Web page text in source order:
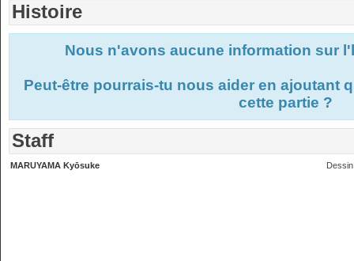
Histoire
Nous n'avons aucune information sur
Peut-être pourrais-tu nous aider en ajoutant
cette partie ?
Staff
MARUYAMA Kyōsuke